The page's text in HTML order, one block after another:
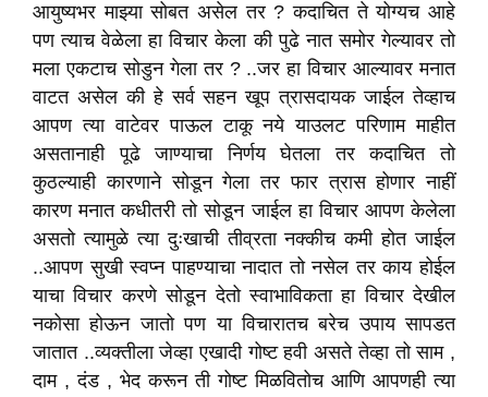
आयुष्यभर माझ्या सोबत असेल तर ? कदाचित ते योग्यच आहे
पण त्याच वेळेला हा विचार केला की पुढे नात समोर गेल्यावर तो
मला एकटाच सोडुन गेला तर ? ..जर हा विचार आल्यावर मनात
वाटत असेल की हे सर्व सहन खूप त्रासदायक जाईल तेव्हाच
आपण त्या वाटेवर पाऊल टाकू नये याउलट परिणाम माहीत
असतानाही पूढे जाण्याचा निर्णय घेतला तर कदाचित तो
कुठल्याही कारणाने सोडून गेला तर फार त्रास होणार नाहीं
कारण मनात कधीतरी तो सोडून जाईल हा विचार आपण केलेला
असतो त्यामुळे त्या दुःखाची तीव्रता नक्कीच कमी होत जाईल
..आपण सुखी स्वप्न पाहण्याचा नादात तो नसेल तर काय होईल
याचा विचार करणे सोडून देतो स्वाभाविकता हा विचार देखील
नकोसा होऊन जातो पण या विचारातच बरेच उपाय सापडत
जातात ..व्यक्तीला जेव्हा एखादी गोष्ट हवी असते तेव्हा तो साम ,
दाम , दंड , भेद करून ती गोष्ट मिळवितोच आणि आपणही त्या